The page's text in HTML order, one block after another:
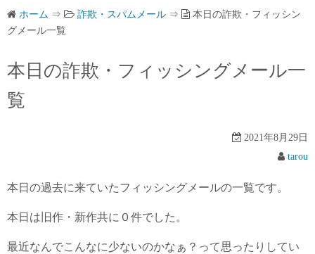
ホーム ⇒ 詐欺・スパムメール ⇒
本日の詐欺・フィッシン
グメール一覧
本日の詐欺・フィッシングメール一
覧
2021年8月29日
tarou
本日の過去に来ていたフィッシングメールの一覧です。
本日は旧作・新作共に０件でした。
最近なんでこんなに少ないのかなぁ？って思ったりしてい